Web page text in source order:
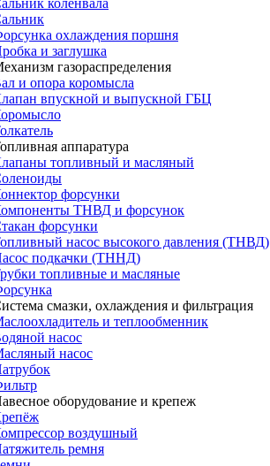
коленвала
охлаждения поршня
и заглушка
газораспределения
и опора коромысла
впускной и выпускной ГБЦ
аппаратура
топливный и масляный
форсунки
ТНВД и форсунок
форсунки
насос высокого давления (ТНВД)
подкачки (ТННД)
топливные и масляные
смазки, охлаждения и фильтрация
и теплообменник
насос
насос
оборудование и крепеж
воздушный
ремня